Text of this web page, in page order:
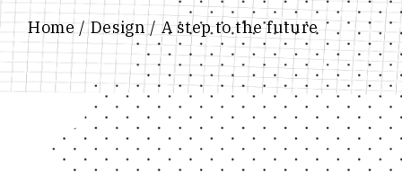
Home Design A step to the future